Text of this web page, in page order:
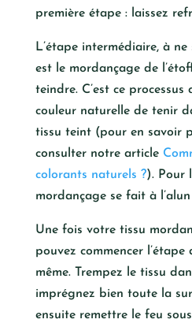
première étape : laissez
L’étape intermédiaire, à
est le mordançage de
teindre. C’est ce
couleur naturelle de tenir
tissu teint (pour en savoir
consulter notre article
colorants naturels ?). Pour
mordançage se fait à
Une fois votre tissu
pouvez commencer
même. Trempez le tissu
imprégnez bien toute la
ensuite remettre le feu